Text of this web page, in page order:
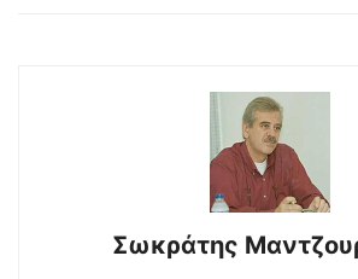
Σωκράτης